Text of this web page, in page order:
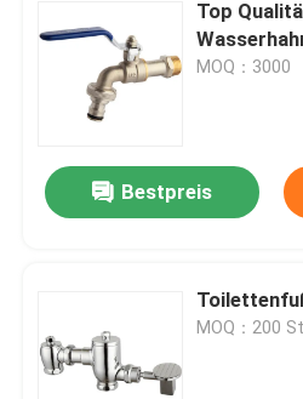
Startseite
Top
MOQ：3000
Bestpreis
MOQ：200